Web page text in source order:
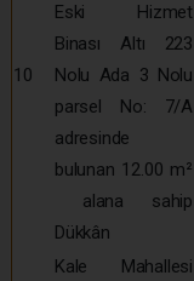
10
Eski Hizmet
Binası Altı 223
Nolu Ada 3 Nolu
parsel No: 7/A
adresinde
bulunan 12.00 m²
alana sahip
Dükkân
Kale Mahallesi